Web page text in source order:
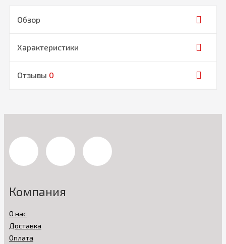
Обзор
Характеристики
Отзывы 0
Компания
О нас
Доставка
Оплата